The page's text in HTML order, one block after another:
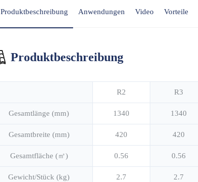
Produktbeschreibung Anwendungen Video Vorteile
Produktbeschreibung
R2 R3
Gesamtlänge (mm) 1340 1340
Gesamtbreite (mm) 420 420
Gesamtfläche (㎡) 0.56 0.56
Gewicht/Stück (kg) 2.7 2.7